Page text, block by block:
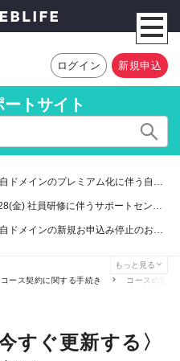
ログイン 新規申込
トサイト
【重要】独自ドメインのプレミアム化に伴う自動更新に関するお知らせ
【重要】8/28(金) 社員研修に伴うサポートセンター休業のお知らせ
【再開】独自ドメインの新規お申込み停止のお知らせ
もっと見る
コース契約に関する手続き コースの更新
すぐ更新する〉